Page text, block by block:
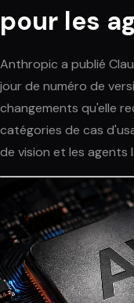
pour les
Anthropic a publié
jour de numéro de
changements qu'elle
catégories de cas
de vision et les agents